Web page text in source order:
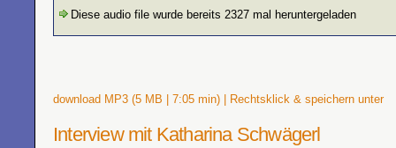
Diese audio file wurde bereits 2327 mal heruntergeladen
download MP3 (5 MB | 7:05 min) | Rechtsklick & speichern unter
Interview mit Katharina Schwägerl